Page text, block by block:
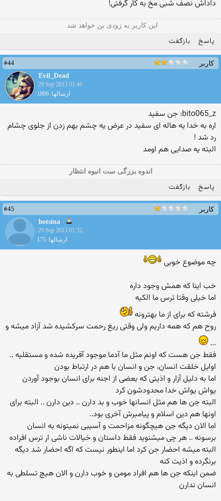
داداش نصف شبی مخ به کار گرفتی!
این کاربر به زودی بن خواهد شد .
پاسخ بازگفت
کاربر
#44
Evil_Dead
29 Sep 2013 01:46
ارسالها: 1806
bito065_z: جن سفید
اره به خدا یه هاله ای سفید در عرض یه چشم بهم زدن از جلوی چشام
رد شد !
البته یه صدایی هم اومد
اندوه بزرگی ست انبوه انتظار
پاسخ بازگفت
کاربر
#45
hotsina
29 Sep 2013 01:52
ارسالها: 175
چه موضوع خوبی
خب اینا که همش وجود داره
اما خیلی وقتا ترس ما الکیه
فرشته که برای از ما بهترونه
روح هم که همه داریم ولی وقتی ریغ رحمت سرکشیده شد آزاد میشه و
...
فقط جن هست که اونم مثل ما آدما موجود آفریده شده و مستقلیه ..
اوایل خلقت انسان، جن و انسان با هم در ارتباط بودن
اما به دلیل آزار و اذیتی که بعضی از اجنه برای انسان بوجود آوردن
یواش یواش خدا محدودشون کرد
البته جن ها هم مثل انسانها خوب و بد دارن .. دین دارن .. البته برای
اونها هم دین اسلام و پیامبرش آخری بود..
اما الان دیگه جن هیچگونه مزاحمت و آسیبی نمیتونه به انسان
برسونه .. هر چی میشنوید فقط داستان و خیالات ناشی ار ترس افراده
البته میشه احضار جن کرد اما اینطور نیست که اگه احضار شد دیگه
برنگرده و اذیت کنه
ضمن اینکه جن ها هم افراد مومن و خوب دارن و الان هیچ تسلطی به
انسان ندارن